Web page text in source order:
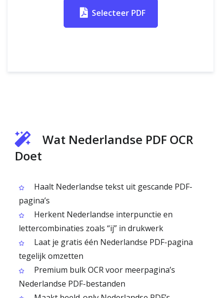
Selecteer PDF
Wat Nederlandse PDF OCR
Doet
Haalt Nederlandse tekst uit gescande PDF-
pagina’s
Herkent Nederlandse interpunctie en
lettercombinaties zoals “ij” in drukwerk
Laat je gratis één Nederlandse PDF-pagina
tegelijk omzetten
Premium bulk OCR voor meerpagina’s
Nederlandse PDF-bestanden